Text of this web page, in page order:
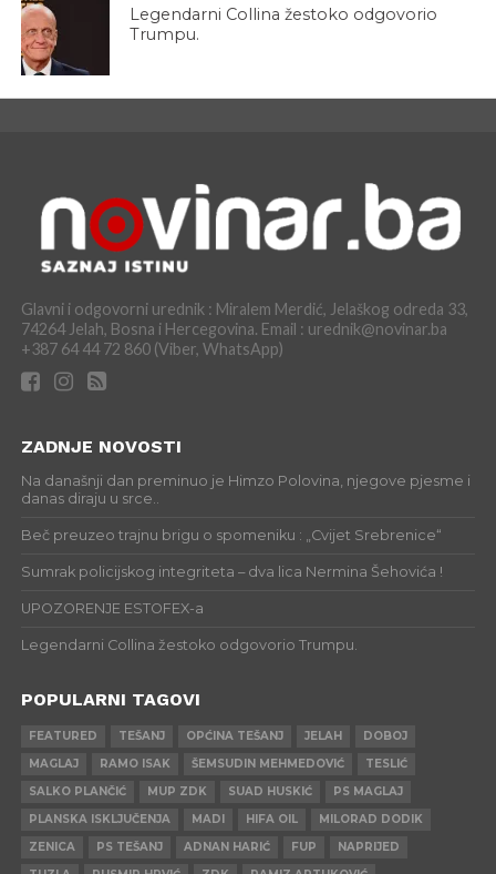
Legendarni Collina žestoko odgovorio
Trumpu.
Glavni i odgovorni urednik : Miralem Merdić, Jelaškog odreda 33,
74264 Jelah, Bosna i Hercegovina. Email : urednik@novinar.ba
+387 64 44 72 860 (Viber, WhatsApp)
ZADNJE NOVOSTI
Na današnji dan preminuo je Himzo Polovina, njegove pjesme i
danas diraju u srce..
Beč preuzeo trajnu brigu o spomeniku : „Cvijet Srebrenice“
Sumrak policijskog integriteta – dva lica Nermina Šehovića !
UPOZORENJE ESTOFEX-a
Legendarni Collina žestoko odgovorio Trumpu.
POPULARNI TAGOVI
FEATURED TEŠANJ OPĆINA TEŠANJ JELAH
DOBOJ
MAGLAJ
RAMO ISAK ŠEMSUDIN MEHMEDOVIĆ
TESLIĆ
SALKO PLANČIĆ
MUP ZDK SUAD HUSKIĆ
PS MAGLAJ
PLANSKA ISKLJUČENJA
MADI HIFA OIL
MILORAD DODIK
ZENICA
PS TEŠANJ ADNAN HARIĆ FUP
NAPRIJED